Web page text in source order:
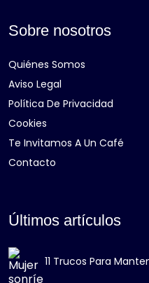
Sobre nosotros
Quiénes Somos
Aviso Legal
Política De Privacidad
Cookies
Te Invitamos A Un Café
Contacto
Últimos artículos
11 Trucos Para